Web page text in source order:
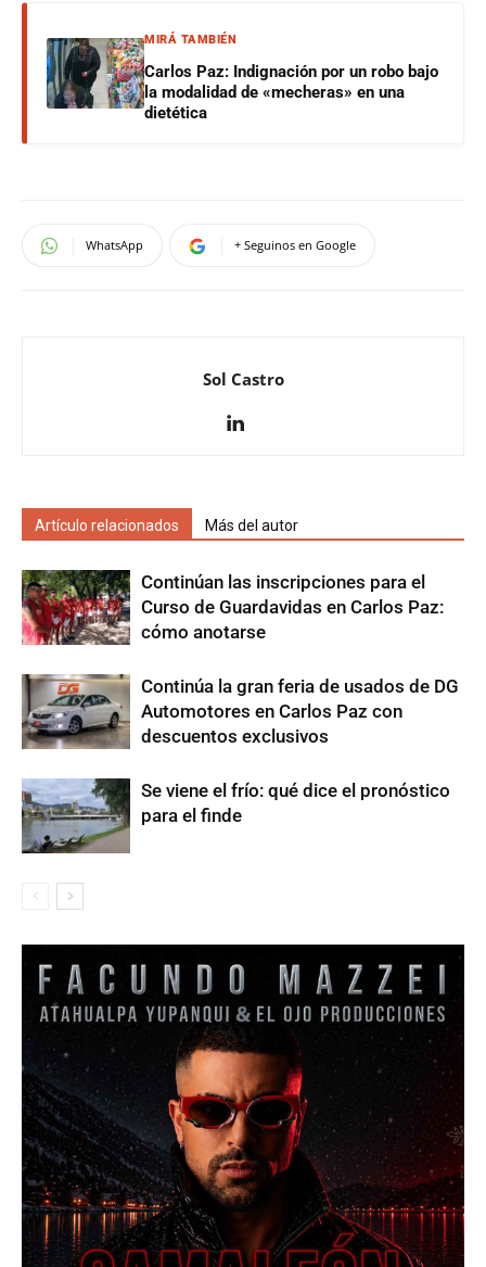
MIRÁ TAMBIÉN
Carlos Paz: Indignación por un robo bajo
la modalidad de «mecheras» en una
dietética
WhatsApp + Seguinos en Google
Sol Castro
Artículo relacionados Más del autor
Continúan las inscripciones para el
Curso de Guardavidas en Carlos Paz:
cómo anotarse
Continúa la gran feria de usados de DG
Automotores en Carlos Paz con
descuentos exclusivos
Se viene el frío: qué dice el pronóstico
para el finde